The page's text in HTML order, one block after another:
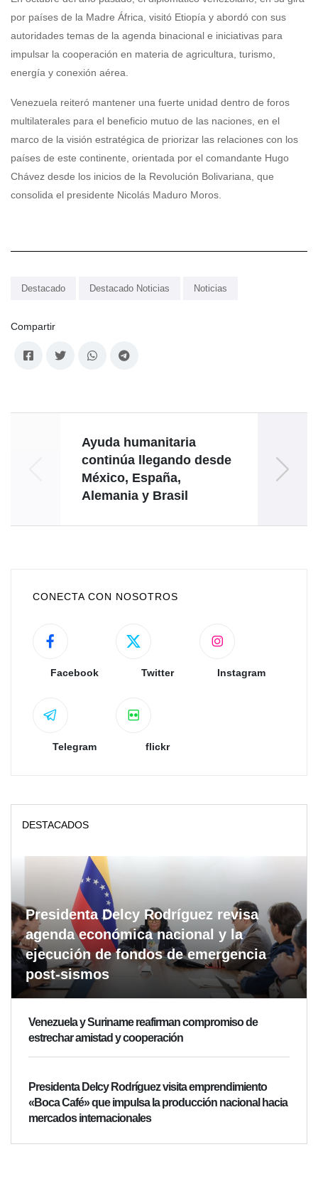
por países de la Madre África, visitó Etiopía y abordó con sus
autoridades temas de la agenda binacional e iniciativas para
impulsar la cooperación en materia de agricultura, turismo,
energía y conexión aérea.
Venezuela reiteró mantener una fuerte unidad dentro de foros
multilaterales para el beneficio mutuo de las naciones, en el
marco de la visión estratégica de priorizar las relaciones con los
países de este continente, orientada por el comandante Hugo
Chávez desde los inicios de la Revolución Bolivariana, que
consolida el presidente Nicolás Maduro Moros.
Destacado Destacado Noticias Noticias
Compartir
Ayuda humanitaria
continúa llegando desde
México, España,
Alemania y Brasil
CONECTA CON NOSOTROS
Facebook Twitter Instagram
Telegram flickr
DESTACADOS
Presidenta Delcy Rodríguez revisa
agenda económica nacional y la
ejecución de fondos de emergencia
post-sismos
Venezuela y Suriname reafirman compromiso de
estrechar amistad y cooperación
Presidenta Delcy Rodríguez visita emprendimiento
«Boca Café» que impulsa la producción nacional hacia
mercados internacionales